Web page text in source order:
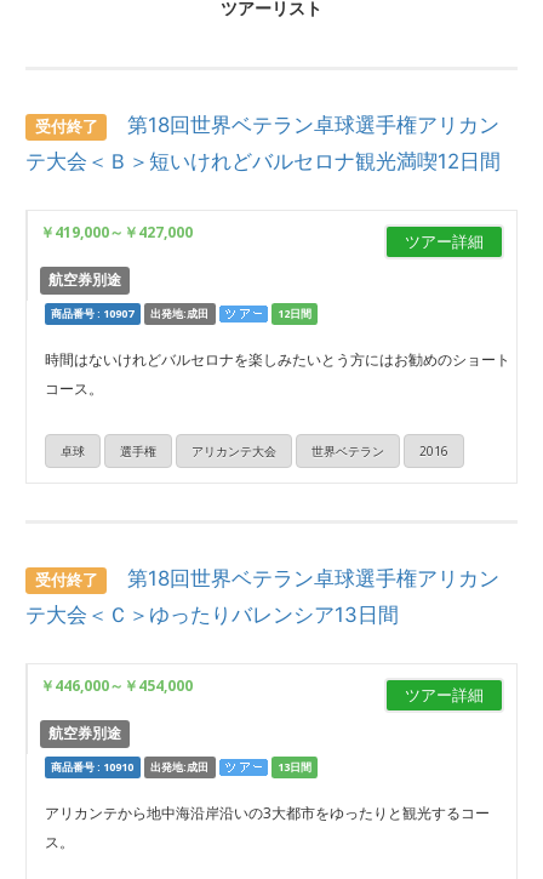
ツアーリスト
受付終了
第18回世界ベテラン卓球選手権アリカン
テ大会＜Ｂ＞短いけれどバルセロナ観光満喫12日間
ツアー詳細
￥419,000～ ￥427,000
航空券別途
商品番号 : 10907 出発地:成田 12日間
時間はないけれどバルセロナを楽しみたいとう方にはお勧めのショート
コース。
卓球 選手権 アリカンテ大会 世界ベテラン 2016
受付終了
第18回世界ベテラン卓球選手権アリカン
テ大会＜Ｃ＞ゆったりバレンシア13日間
ツアー詳細
￥446,000～ ￥454,000
航空券別途
商品番号 : 10910 出発地:成田 13日間
アリカンテから地中海沿岸沿いの3大都市をゆったりと観光するコー
ス。